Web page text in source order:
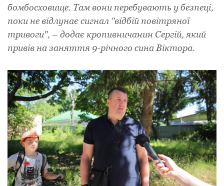
бомбосховище. Там вони перебувають у безпеці,
поки не відлунає сигнал "відбій повітряної
тривоги", – додає кропивничанин Сергій, який
привів на заняття 9-річного сина Віктора.